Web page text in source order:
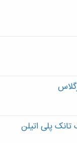
پلی اتیلن